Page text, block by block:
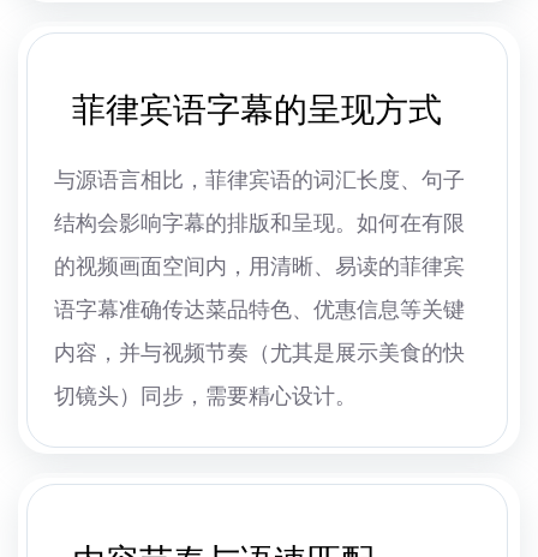
菲律宾语字幕的呈现方式
与源语言相比，菲律宾语的词汇长度、句子
结构会影响字幕的排版和呈现。如何在有限
的视频画面空间内，用清晰、易读的菲律宾
语字幕准确传达菜品特色、优惠信息等关键
内容，并与视频节奏（尤其是展示美食的快
切镜头）同步，需要精心设计。